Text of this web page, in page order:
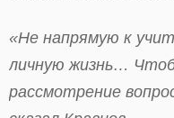
«Не напрямую к
личную жизнь…
рассмотрение